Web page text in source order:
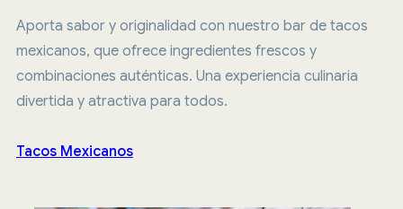
Aporta sabor y originalidad con nuestro bar de tacos
mexicanos, que ofrece ingredientes frescos y
combinaciones auténticas. Una experiencia culinaria
divertida y atractiva para todos.
Tacos Mexicanos